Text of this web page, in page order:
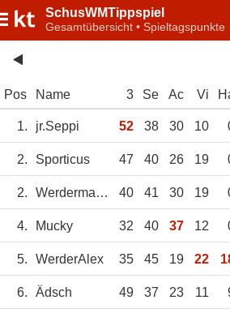
SchusWMTippspiel
Gesamtübersicht • Spieltagspunkte
Pos Name 3 Se Ac Vi
1. jr.Seppi 52 38 30 10
2. Sporticus 47 40 26 19
2. Werdermatze 40 41 30 19
4. Mucky 32 40 37 12
5. WerderAlex 35 45 19 22
6. Ädsch 49 37 23 11